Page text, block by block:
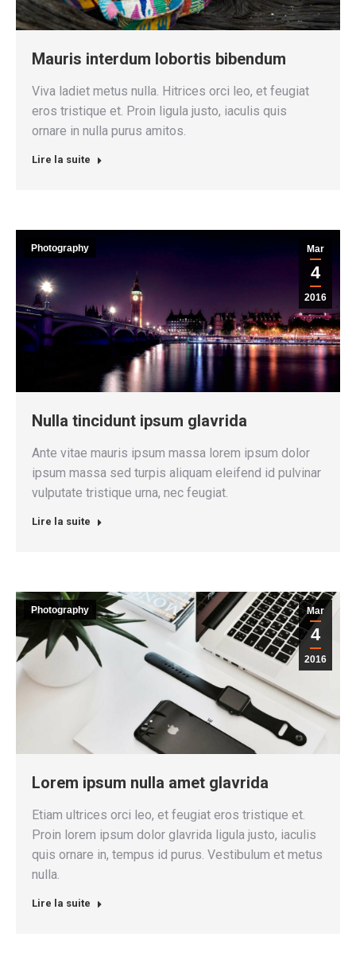
Mauris interdum lobortis bibendum
Viva ladiet metus nulla. Hitrices orci leo, et feugiat
eros tristique et. Proin ligula justo, iaculis quis
ornare in nulla purus amitos.
Lire la suite
Mar
4
2016
Photography
Nulla tincidunt ipsum glavrida
Ante vitae mauris ipsum massa lorem ipsum dolor
ipsum massa sed turpis aliquam eleifend id pulvinar
vulputate tristique urna, nec feugiat.
Lire la suite
Mar
4
2016
Photography
Lorem ipsum nulla amet glavrida
Etiam ultrices orci leo, et feugiat eros tristique et.
Proin lorem ipsum dolor glavrida ligula justo, iaculis
quis ornare in, tempus id purus. Vestibulum et metus
nulla.
Lire la suite